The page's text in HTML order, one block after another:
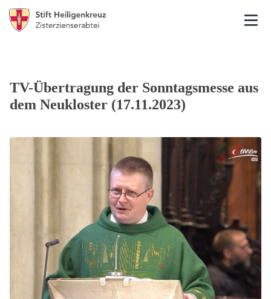
TV-Übertragung der Sonntagsmesse aus
dem Neukloster (17.11.2023)